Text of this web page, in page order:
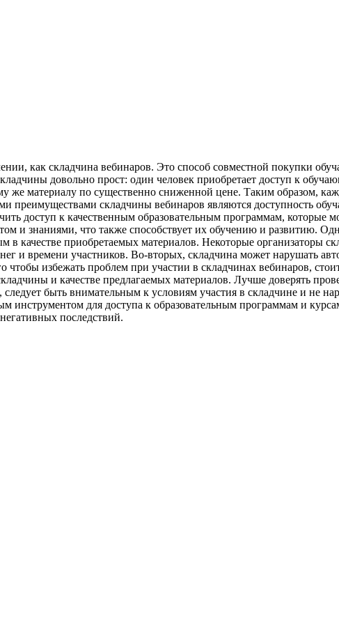
как складчина вебинаров. Это способ совместной покупки
довольно прост: один человек приобретает доступ к
же материалу по существенно сниженной цене. Таким образом,
преимуществами складчины вебинаров являются доступность
доступ к качественным образовательным программам, которые
и знаниями, что также способствует их обучению и развитию.
качестве приобретаемых материалов. Некоторые организаторы
и времени участников. Во-вторых, складчина может нарушать
избежать проблем при участии в складчинах вебинаров,
и качестве предлагаемых материалов. Лучше доверять
быть внимательным к условиям участия в складчине и не
инструментом для доступа к образовательным программам и
последствий.